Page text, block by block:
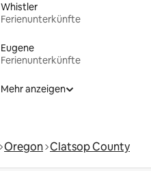
Whistler
Ferienunterkünfte
Eugene
Ferienunterkünfte
Mehr anzeigen
Oregon Clatsop County